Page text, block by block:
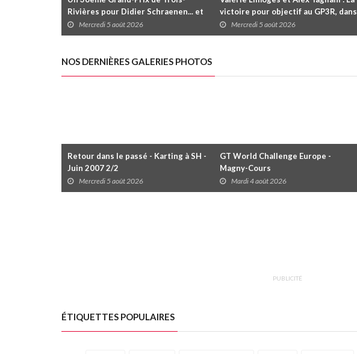
Rivières pour Didier Schraenen... et
une première en Challenge Canada
Mercredi 5 août 2026
victoire pour objectif au GP3R, dans
trois séries différentes
Mercredi 5 août 2026
NOS DERNIÈRES GALERIES PHOTOS
Retour dans le passé - Karting à SH -
Juin 2007 2/2
Mercredi 5 août 2026
GT World Challenge Europe -
Magny-Cours
Mardi 4 août 2026
PUBLICITÉ
ÉTIQUETTES POPULAIRES